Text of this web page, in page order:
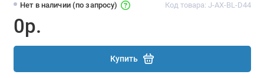
Нет в наличии (по запросу) Код товара: J-AX-BL-D44
0р.
Купить